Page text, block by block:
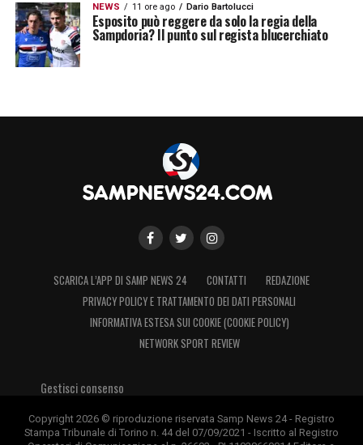
LA PLAYLIST DELLE NOSTRE TOP NEWS
NEWS 11 ore ago Dario Bartolucci
Esposito può reggere da solo la regia della
Sampdoria? Il punto sul regista blucerchiato
SCARICA L’APP DI SAMP NEWS 24 CONTATTI
REDAZIONE
PRIVACY POLICY E TRATTAMENTO DEI DATI PERSONALI
INFORMATIVA ESTESA SUI COOKIE (COOKIE POLICY)
NETWORK SPORT REVIEW
Gestisci consenso
Copyright 2026 © riproduzione riservata Samp News 24 - Registro
Stampa Tribunale di Torino n. 44 del 07/09/2021 - Iscritto al Registro